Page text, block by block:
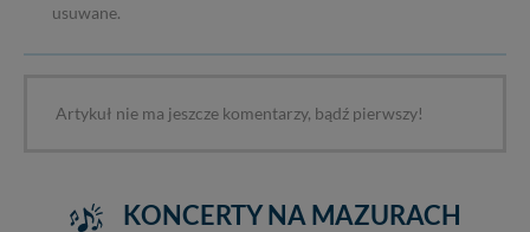
usuwane.
Artykuł nie ma jeszcze komentarzy, bądź pierwszy!
KONCERTY NA MAZURACH